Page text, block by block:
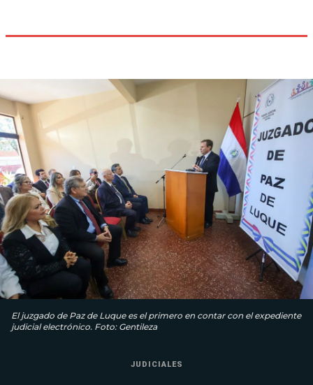
El juzgado de Paz de Luque es el primero en contar con el expediente
judicial electrónico. Foto: Gentileza
JUDICIALES